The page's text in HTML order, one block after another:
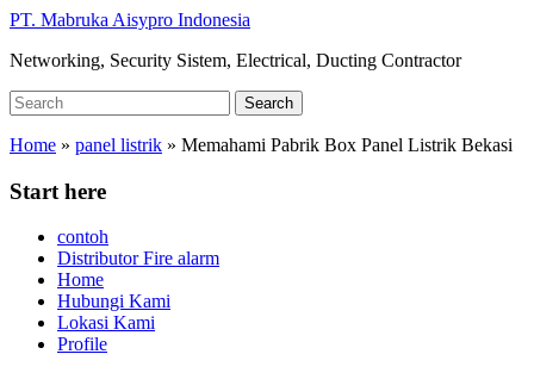
Skip
main
PT. Mabruka Aisypro Indonesia
Networking, Security Sistem, Electrical, Ducting Contractor
Search
for:
Search
Home » panel listrik » Memahami Pabrik Box Panel Listrik Bekasi
Start here
contoh
Distributor Fire alarm
Home
Hubungi Kami
Lokasi Kami
Profile